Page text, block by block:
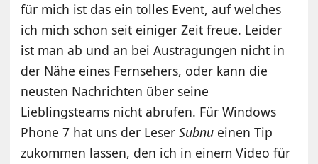
für mich ist das ein tolles Event, auf welches
ich mich schon seit einiger Zeit freue. Leider
ist man ab und an bei Austragungen nicht in
der Nähe eines Fernsehers, oder kann die
neusten Nachrichten über seine
Lieblingsteams nicht abrufen. Für Windows
Phone 7 hat uns der LeserSubnu einen Tip
zukommen lassen, den ich in einem Video für